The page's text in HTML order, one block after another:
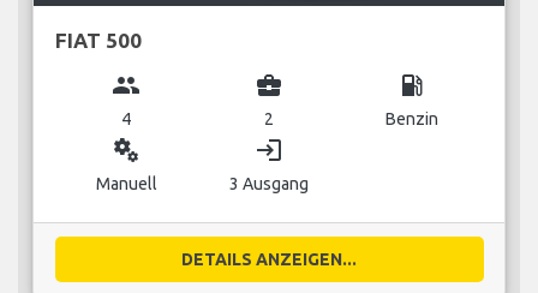
FIAT 500
group
4
business_center
2
local_gas_station
Benzin
miscellaneous_services
Manuell
login
3 Ausgang
DETAILS ANZEIGEN...